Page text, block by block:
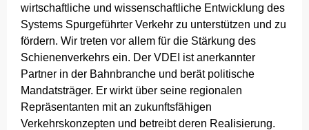
wirtschaftliche und wissenschaftliche Entwicklung des
Systems Spurgeführter Verkehr zu unterstützen und zu
fördern. Wir treten vor allem für die Stärkung des
Schienenverkehrs ein. Der VDEI ist anerkannter
Partner in der Bahnbranche und berät politische
Mandatsträger. Er wirkt über seine regionalen
Repräsentanten mit an zukunftsfähigen
Verkehrskonzepten und betreibt deren Realisierung.